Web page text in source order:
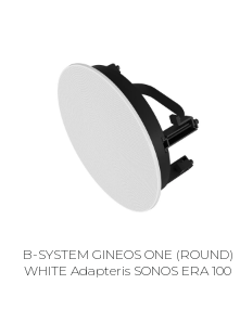
B-SYSTEM GINEOS ONE (ROUND)
WHITE Adapteris SONOS ERA 100